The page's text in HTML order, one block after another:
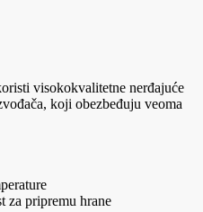
visokokvalitetne nerđajuće
koji obezbeđuju veoma
za pripremu hrane